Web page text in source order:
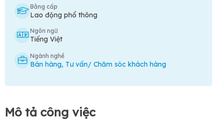
Bằng cấp
Lao động phổ thông
Ngôn ngữ
Tiếng Việt
Ngành nghề
Bán hàng, Tư vấn/ Chăm sóc khách hàng
Mô tả công việc